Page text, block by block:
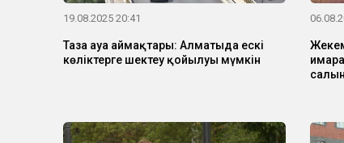
19.08.2025 20:41
Таза ауа аймақтары: Алматыда ескі
көліктерге шектеу қойылуы мүмкін